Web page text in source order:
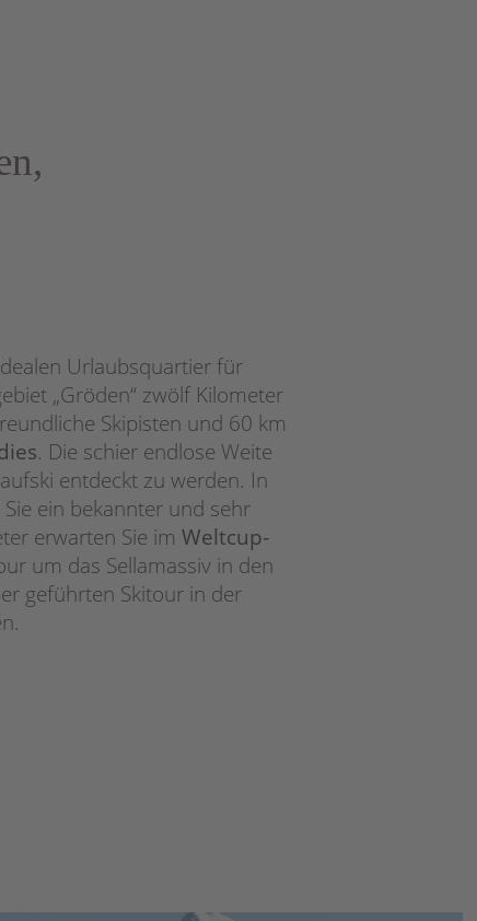
Urlaubsquartier für
„Gröden“ zwölf Kilometer
Skipisten und 60 km
. Die schier endlose Weite
entdeckt zu werden. In
ein bekannter und sehr
erwarten Sie im Weltcup-
um das Sellamassiv in den
geführten Skitour in der